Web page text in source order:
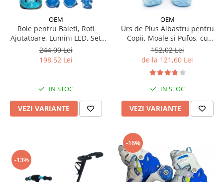
OEM
Role pentru Baieti, Roti
Ajutatoare, Lumini LED, Set
Protectie
244,00 Lei
198,52 Lei
IN STOC
VEZI VARIANTE
OEM
Urs de Plus Albastru pentru
Copii, Moale si Pufos, cu
Fundita
152,02 Lei
de la 121,60 Lei
IN STOC
VEZI VARIANTE
-13%
-16%